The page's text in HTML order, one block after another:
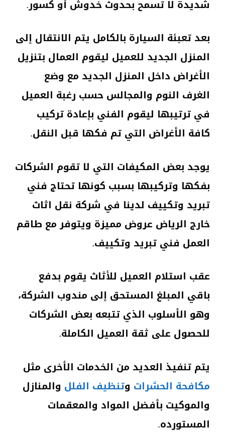
شديدة لا تسمح بحدوث خدوش أو كسور.
بعد تعبئة السيارة بالكامل يتم الانتقال إلى
المنزل الجديد للعميل ليقوم العمال بتنزيل
الأغراض داخل المنزل الجديد مع وضع
الغرف النوم والمجالس حسب رغبة العميل
في ترتيبها ليقوم الفني بإعادة تركيب
كافة الأغراض التي تم فكها قبل النقل.
يوجد بعض المكيفات التي لا تقوم الشركات
بفكها وتركيبها بسبب كونها تحتاج فني
تبريد وتكييف لدينا في شركة نقل اثاث
خارج الرياض عروض مميزة ويتوفر مع طاقم
العمل فني تبريد وتكييف.
عقب استلام العميل للأثاث يقوم بدفع
باقي المبلغ المستحق إلى مندوب الشركة،
وهو الأسلوب الذي تتبعه بعض الشركات
للحصول على ثقة العميل الكاملة.
يتم تنفيذ العديد من الخدمات الأخرى مثل
مكافحة الحشرات وتنظيف الفلل والمنازل
والموكيت بأفضل المواد والمعقمات
المستورده.